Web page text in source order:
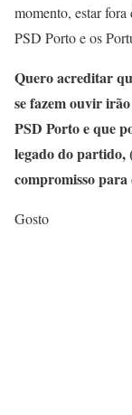
momento, estar
PSD Porto e os
Quero acreditar
se fazem ouvir
PSD Porto e que
legado do partido,
compromisso para
Gosto